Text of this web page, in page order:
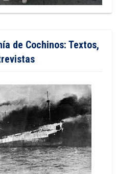
de Cochinos: Textos,